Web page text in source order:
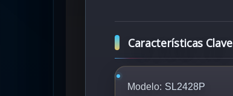
Características Clave
Modelo: SL2428P